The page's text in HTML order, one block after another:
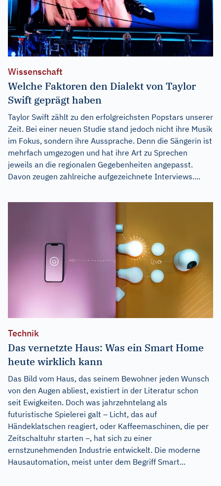
Wissenschaft
Welche Faktoren den Dialekt von Taylor
Swift geprägt haben
Taylor Swift zählt zu den erfolgreichsten Popstars unserer
Zeit. Bei einer neuen Studie stand jedoch nicht ihre Musik
im Fokus, sondern ihre Aussprache. Denn die Sängerin ist
mehrfach umgezogen und hat ihre Art zu Sprechen
jeweils an die regionalen Gegebenheiten angepasst.
Davon zeugen zahlreiche aufgezeichnete Interviews....
Technik
Das vernetzte Haus: Was ein Smart Home
heute wirklich kann
Das Bild vom Haus, das seinem Bewohner jeden Wunsch
von den Augen abliest, existiert in der Literatur schon
seit Ewigkeiten. Doch was jahrzehntelang als
futuristische Spielerei galt – Licht, das auf
Händeklatschen reagiert, oder Kaffeemaschinen, die per
Zeitschaltuhr starten –, hat sich zu einer
ernstzunehmenden Industrie entwickelt. Die moderne
Hausautomation, meist unter dem Begriff Smart...